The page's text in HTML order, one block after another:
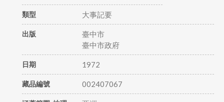
類型 大事記要
出版
臺中市
臺中市政府
日期 1972
藏品編號 002407067